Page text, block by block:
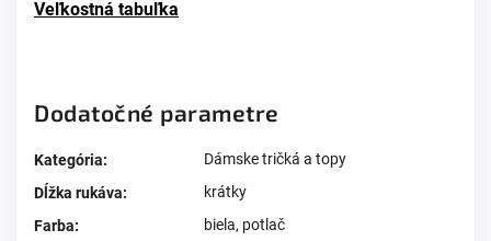
Veľkostná tabuľka
Dodatočné parametre
Kategória:
Dámske tričká a topy
Dĺžka rukáva:
krátky
Farba: biela, potlač